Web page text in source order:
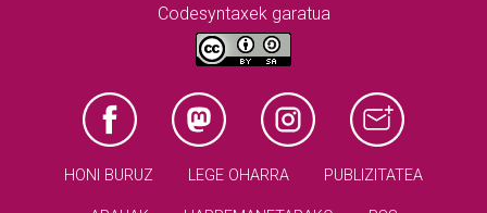
Codesyntaxek garatua
HONI BURUZ LEGE OHARRA PUBLIZITATEA